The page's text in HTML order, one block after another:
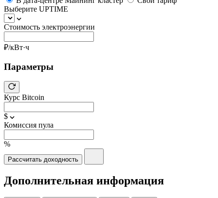
Выберите UPTIME
Стоимость электроэнергии
₽/кВт·ч
Параметры
Курс Bitcoin
$
Комиссия пула
%
Рассчитать доходность
Дополнительная информация